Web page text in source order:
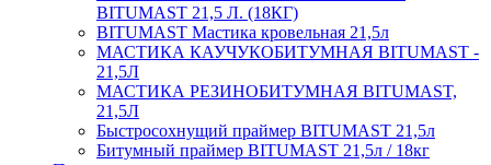
BITUMAST 21,5 Л. (18КГ)
BITUMAST Мастика кровельная 21,5л
МАСТИКА КАУЧУКОБИТУМНАЯ BITUMAST -
21,5Л
МАСТИКА РЕЗИНОБИТУМНАЯ BITUMAST,
21,5Л
Быстросохнущий праймер BITUMAST 21,5л
Битумный праймер BITUMAST 21,5л / 18кг